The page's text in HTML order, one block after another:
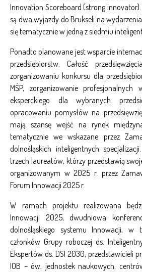
Innovation Scoreboard (strong
są dwa wyjazdy do Brukseli na
się tematycznie w jedną z siedmiu
Ponadto planowane jest wsparcie
przedsiębiorstw. Całość
zorganizowaniu konkursu dla
MŚP, zorganizowanie
eksperckiego dla wybranych
opracowaniu pomysłów na
mają szansę wejść na rynek
tematycznie we wskazane przez
dolnośląskich inteligentnych
trzech laureatów, którzy przedstawią
organizowanym w 2025 r. przez
Forum Innowacji 2025 r.
W ramach projektu realizowana
Innowacji 2025, dwudniowa
dolnośląskiego systemu Innowacji, w
członków Grupy roboczej ds.
Ekspertów ds. DSI 2030, przedstawicieli
IOB – ów, jednostek naukowych,